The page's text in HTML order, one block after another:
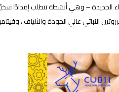
الجديدة – وهي أنشطة تتطلب إمدادًا
إلى البروتين النباتي عالي الجودة والألياف